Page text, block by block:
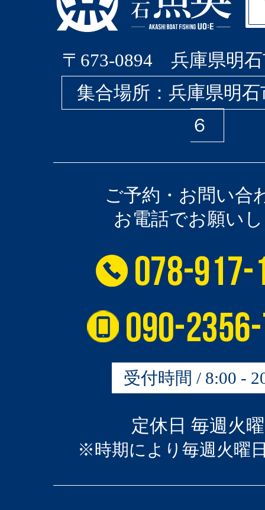
〒673-0894 兵庫県明石
集合場所：兵庫県明
６
ご予約・お問い合
お電話でお願い
受付時間 / 8:00 -
定休日 毎週火
※時期により毎週火曜